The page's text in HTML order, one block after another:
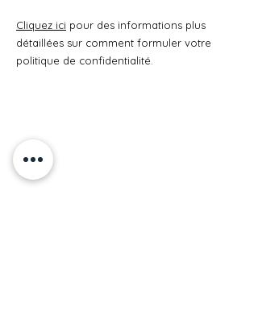
Cliquez ici pour des informations plus
détaillées sur comment formuler votre
politique de confidentialité.